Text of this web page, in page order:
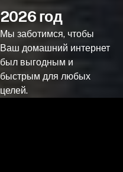
2026 год
Мы заботимся, чтобы
Ваш домашний интернет
был выгодным и
быстрым для любых
целей.